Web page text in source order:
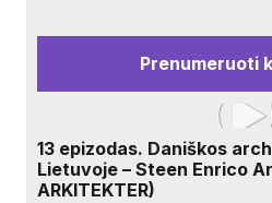
Prenumeruoti
13 epizodas. Daniškos
Lietuvoje – Steen Enrico
ARKITEKTER)